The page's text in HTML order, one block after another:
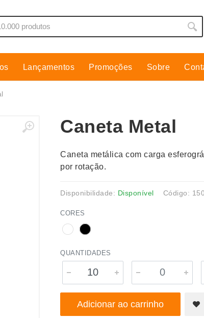
Cooler
Cozinha
Cuidados Pessoais
Esteiras
Lançamentos Promoções Sobre
Caneta Metal
Caneta metálica com carga
por rotação.
Disponibilidade: Disponível Código:
CORES
QUANTIDADES
Adicionar ao carrinho